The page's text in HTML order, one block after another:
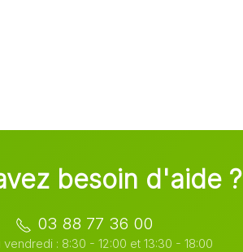
besoin d'aide ?
03 88 77 36 00
vendredi : 8:30 - 12:00 et 13:30 - 18:00